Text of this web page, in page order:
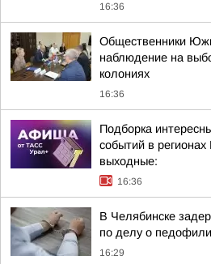
16:36
Общественники
наблюдение на
колониях
16:36
Подборка
событий в
выходные:
16:36
В Челябинске
по делу о
16:29